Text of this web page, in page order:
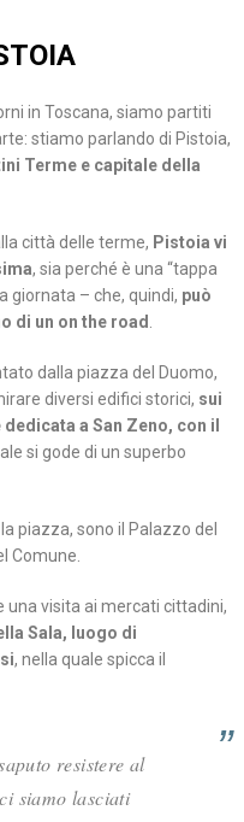
in Toscana, siamo partiti
stiamo parlando di Pistoia,
Terme e capitale della
città delle terme, Pistoia vi
, sia perché è una “tappa
giornata – che, quindi, può
di un on the road .
dalla piazza del Duomo,
diversi edifici storici, sui
a San Zeno, con il
si gode di un superbo
piazza, sono il Palazzo del
Comune.
una visita ai mercati cittadini,
Sala, luogo di
, nella quale spicca il
resistere al
siamo lasciati